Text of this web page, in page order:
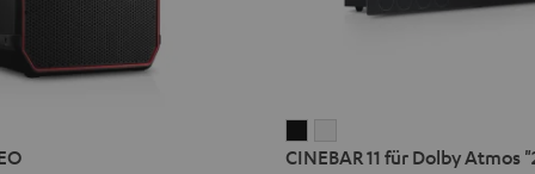
11
11
CINEBAR 11 für Dolby Atmos